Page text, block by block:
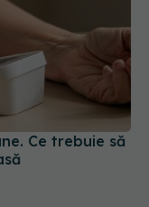
Ce trebuie să